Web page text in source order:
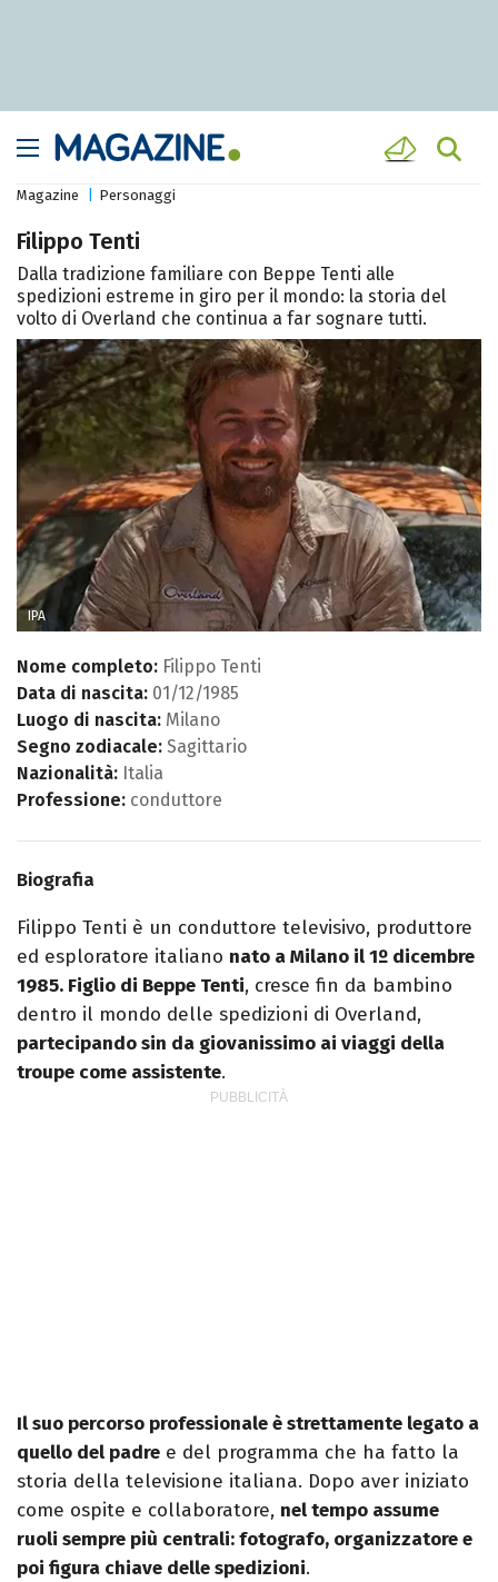
Magazine Personaggi
Filippo Tenti
Dalla tradizione familiare con Beppe Tenti alle
spedizioni estreme in giro per il mondo: la storia del
volto di Overland che continua a far sognare tutti.
IPA
Nome completo: Filippo Tenti
Data di nascita: 01/12/1985
Luogo di nascita: Milano
Segno zodiacale: Sagittario
Nazionalità: Italia
Professione: conduttore
Biografia
Filippo Tenti è un conduttore televisivo, produttore
ed esploratore italiano nato a Milano il 1º dicembre
1985. Figlio di Beppe Tenti, cresce fin da bambino
dentro il mondo delle spedizioni di Overland,
partecipando sin da giovanissimo ai viaggi della
troupe come assistente.
Il suo percorso professionale è strettamente legato a
quello del padre e del programma che ha fatto la
storia della televisione italiana. Dopo aver iniziato
come ospite e collaboratore, nel tempo assume
ruoli sempre più centrali: fotografo, organizzatore e
poi figura chiave delle spedizioni.